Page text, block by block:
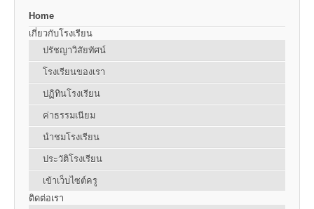
Home
เกี่ยวกับโรงเรียน
ปรัชญาวิสัยทัศน์
โรงเรียนของเรา
ปฏิทินโรงเรียน
ค่าธรรมเนียม
นำชมโรงเรียน
ประวัติโรงเรียน
เข้าเว็บไซต์ครู
ติดต่อเรา